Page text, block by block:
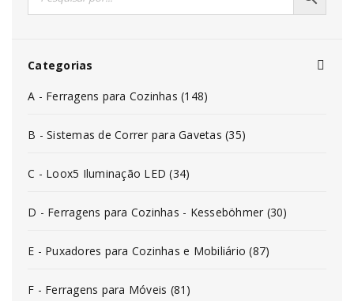
Categorias
A - Ferragens para Cozinhas (148)
B - Sistemas de Correr para Gavetas (35)
C - Loox5 Iluminação LED (34)
D - Ferragens para Cozinhas - Kesseböhmer (30)
E - Puxadores para Cozinhas e Mobiliário (87)
F - Ferragens para Móveis (81)